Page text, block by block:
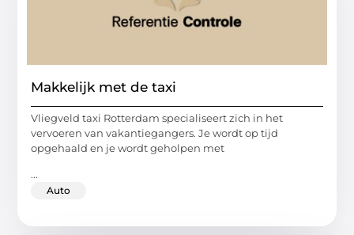
Makkelijk met de taxi
Vliegveld taxi Rotterdam specialiseert zich in het
vervoeren van vakantiegangers. Je wordt op tijd
opgehaald en je wordt geholpen met
...
Auto